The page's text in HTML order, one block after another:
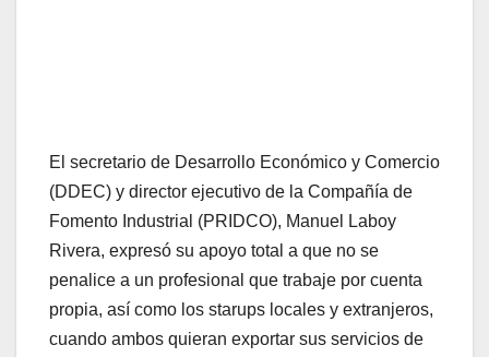
El secretario de Desarrollo Económico y Comercio
(DDEC) y director ejecutivo de la Compañía de
Fomento Industrial (PRIDCO), Manuel Laboy
Rivera, expresó su apoyo total a que no se
penalice a un profesional que trabaje por cuenta
propia, así como los starups locales y extranjeros,
cuando ambos quieran exportar sus servicios de